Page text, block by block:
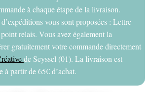
à chaque étape de la livraison.
vous sont proposées : Lettre
relais. Vous avez également la
gratuitement votre commande directement
de Seyssel (01). La livraison est
à partir de 65€ d’achat.